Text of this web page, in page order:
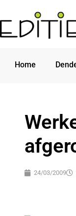
Home
24/03/2009